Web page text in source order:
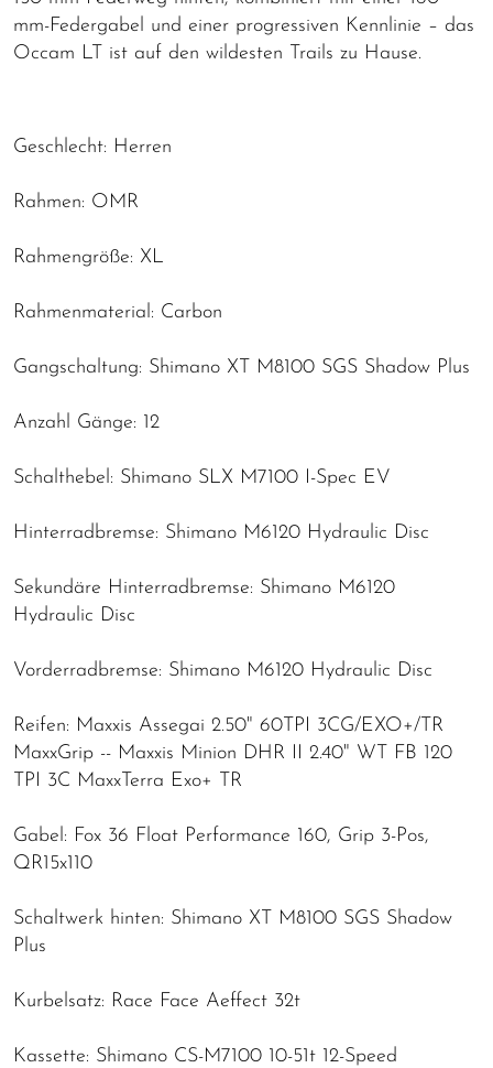
mm-Federgabel und einer progressiven Kennlinie – das
Occam LT ist auf den wildesten Trails zu Hause.
Geschlecht: Herren
Rahmen: OMR
Rahmengröße: XL
Rahmenmaterial: Carbon
Gangschaltung: Shimano XT M8100 SGS Shadow Plus
Anzahl Gänge: 12
Schalthebel: Shimano SLX M7100 I-Spec EV
Hinterradbremse: Shimano M6120 Hydraulic Disc
Sekundäre Hinterradbremse: Shimano M6120
Hydraulic Disc
Vorderradbremse: Shimano M6120 Hydraulic Disc
Reifen: Maxxis Assegai 2.50" 60TPI 3CG/EXO+/TR
MaxxGrip -- Maxxis Minion DHR II 2.40" WT FB 120
TPI 3C MaxxTerra Exo+ TR
Gabel: Fox 36 Float Performance 160, Grip 3-Pos,
QR15x110
Schaltwerk hinten: Shimano XT M8100 SGS Shadow
Plus
Kurbelsatz: Race Face Aeffect 32t
Kassette: Shimano CS-M7100 10-51t 12-Speed